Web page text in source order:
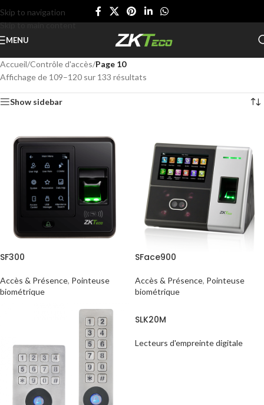
Skip to navigation
Skip to main content
MENU
Accueil/Contrôle d'accès/Page 10
Affichage de 109–120 sur 133 résultats
Show sidebar
SF300
Accès & Présence, Pointeuse
biométrique
SFace900
Accès & Présence, Pointeuse
biométrique
SLK20M
Lecteurs d'empreinte digitale